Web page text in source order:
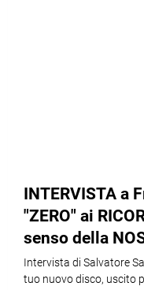
INTERVISTA a
"ZERO" ai
senso della
Intervista di Salvatore
tuo nuovo disco, uscito